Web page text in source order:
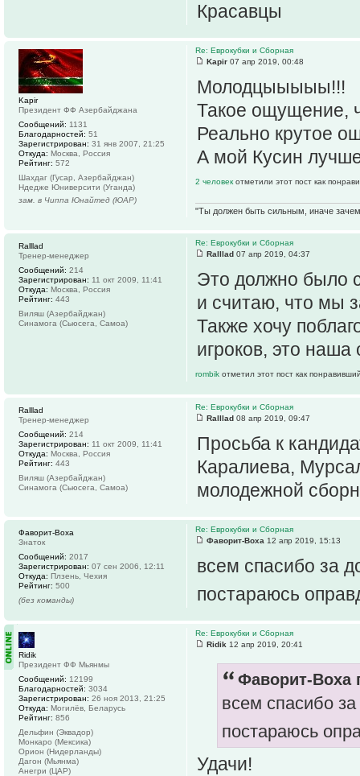
Красавцы
Re: Еврокубки и Сборная
Kapir 07 апр 2019, 00:48
Молодцыыыыы!!!
Такое ощущение,
Реально крутое
А мой Кусин
2 человек отметили этот пост как
"Ты должен быть сильным, иначе
Kapir
Президент ФФ Азербайджана
Сообщений: 1131
Благодарностей: 51
Зарегистрирован: 31 янв 2007, 21:25
Откуда: Москва, Россия
Рейтинг: 572
Шахдаг (Гусар, Азербайджан)
Ндедже Юниверсити (Уганда)
зам. в Чиппа Юнайтед (ЮАР)
Re: Еврокубки и Сборная
Ralllad 07 апр 2019, 04:37
Это должно было
и считаю, что мы
Также хочу
игроков, это
rombik отметил этот пост как
Ralllad
Тренер-менеджер
Сообщений: 214
Зарегистрирован: 11 окт 2009, 11:41
Откуда: Москва, Россия
Рейтинг: 443
Виляш (Азербайджан)
Синамога (Сьюсега, Самоа)
Re: Еврокубки и Сборная
Ralllad 08 апр 2019, 09:47
Просьба к
Каралиева,
молодежной
Ralllad
Тренер-менеджер
Сообщений: 214
Зарегистрирован: 11 окт 2009, 11:41
Откуда: Москва, Россия
Рейтинг: 443
Виляш (Азербайджан)
Синамога (Сьюсега, Самоа)
Re: Еврокубки и Сборная
Фаворит-Воха 12 апр 2019, 15:13
всем спасибо за
постараюсь
Фаворит-Воха
Знаток
Сообщений: 2017
Зарегистрирован: 07 сен 2006, 12:11
Откуда: Плзень, Чехия
Рейтинг: 500
(без команды)
Re: Еврокубки и Сборная
Ridik 12 апр 2019, 20:41
Фаворит-Воха
всем спасибо
постараюсь
Удачи!
Ridik
Президент ФФ Мьянмы
Сообщений: 12199
Благодарностей: 3034
Зарегистрирован: 26 ноя 2013, 21:25
Откуда: Могилёв, Беларусь
Рейтинг: 856
Дельфин (Эквадор)
Монкаро (Мексика)
Орион (Нидерланды)
Дагон (Мьянма)
Анегри (ЦАР)